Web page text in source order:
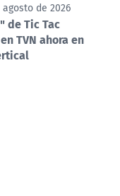
de 2026
de Tic Tac
TVN ahora en